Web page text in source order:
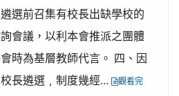
選前召集有校長出缺學校的
會議，以利本會推派之團體
時為基層教師代言。 四、因
長遴選﹐制度幾經...
觀看完